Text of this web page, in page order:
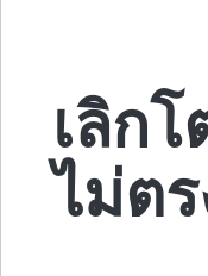
เลิก
ไม่ต